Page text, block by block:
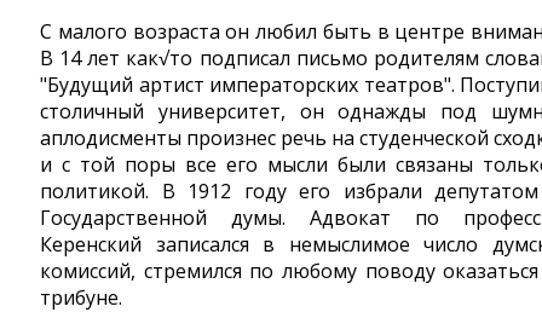
С малого возраста он любил быть в центре
В 14 лет как√то подписал письмо родителям
"Будущий артист императорских театров".
столичный университет, он однажды под
аплодисменты произнес речь на студенческой
и с той поры все его мысли были связаны
политикой. В 1912 году его избрали
Государственной думы. Адвокат по
Керенский записался в немыслимое число
комиссий, стремился по любому поводу
трибуне.